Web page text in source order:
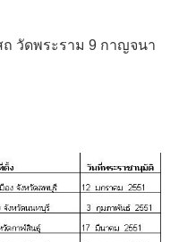
วัดพระราม 9 กาญจนา